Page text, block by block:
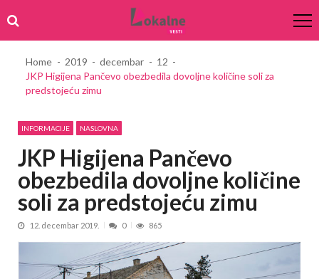
to
navigation
to
content
Home 2019 decembar
12
JKP Higijena Pančevo obezbedila dovoljne količine soli za
predstojeću zimu
INFORMACIJE NASLOVNA
JKP Higijena Pančevo
obezbedila dovoljne količine
soli za predstojeću zimu
12. decembar 2019. 0 865